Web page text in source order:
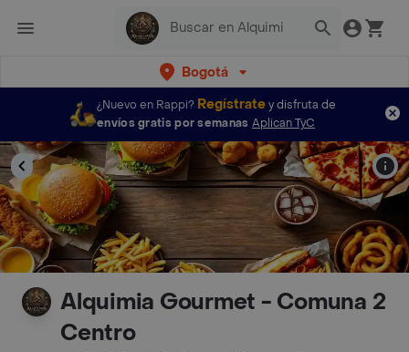
Bogotá
¿Nuevo en Rappi? Regístratey disfruta de
envíos gratis por semanas Aplican TyC
Alquimia Gourmet - Comuna 2
Centro